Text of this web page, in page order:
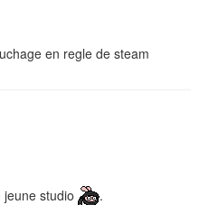
en regle de steam
studio
.